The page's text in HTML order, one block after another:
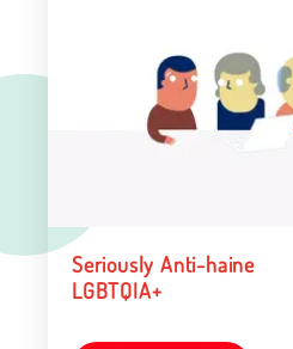
Seriously Anti-haine
LGBTQIA+